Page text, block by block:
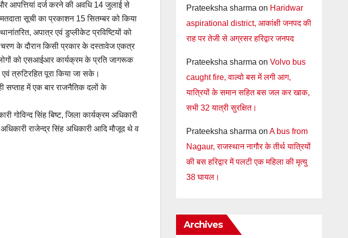
आपत्तियां दर्ज करने की अवधि 14 जुलाई से
सूची का प्रकाशन 15 सितम्बर को किया
अपात्र एवं डुप्लीकेट प्रविष्टियों को
के दौरान किसी प्रकार के दस्तावेज एकत्र
को एसआईआर कार्यक्रम के प्रति जागरूक
त्रुटिरहित पूरा किया जा सके।
सप्ताह में एक बार राजनैतिक दलों के
गोविन्द सिंह बिष्ट, जिला कार्यक्रम अधिकारी
राजेन्द्र सिंह अधिकारी आदि मौजूद थे व
Prateeksha sharma on Haridwar
aspirational district, आकांक्षी जनपद की
राह पर तेजी से अग्रसर हरिद्वार जनपद
Prateeksha sharma on Volvo bus
caught fire, वाल्वो बस में लगी आग,
यात्रियों के समान सहित बस जल कर खाक,
सभी 32 यात्री सुरक्षित।
Prateeksha sharma on A bus from
Nagaur, राजस्थान नागौर के तीर्थ यात्रियों
की बस हरिद्वार में पलटी एक महिला की मृत्यु
38 घायल।
Archives